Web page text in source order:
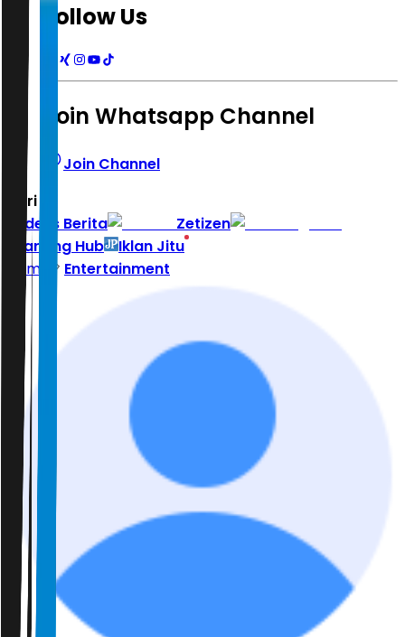
Follow Us
Join Whatsapp Channel
Join Channel
Hari ini
Indeks Berita
Zetizen
Learning Hub
Iklan Jitu
Home
Entertainment